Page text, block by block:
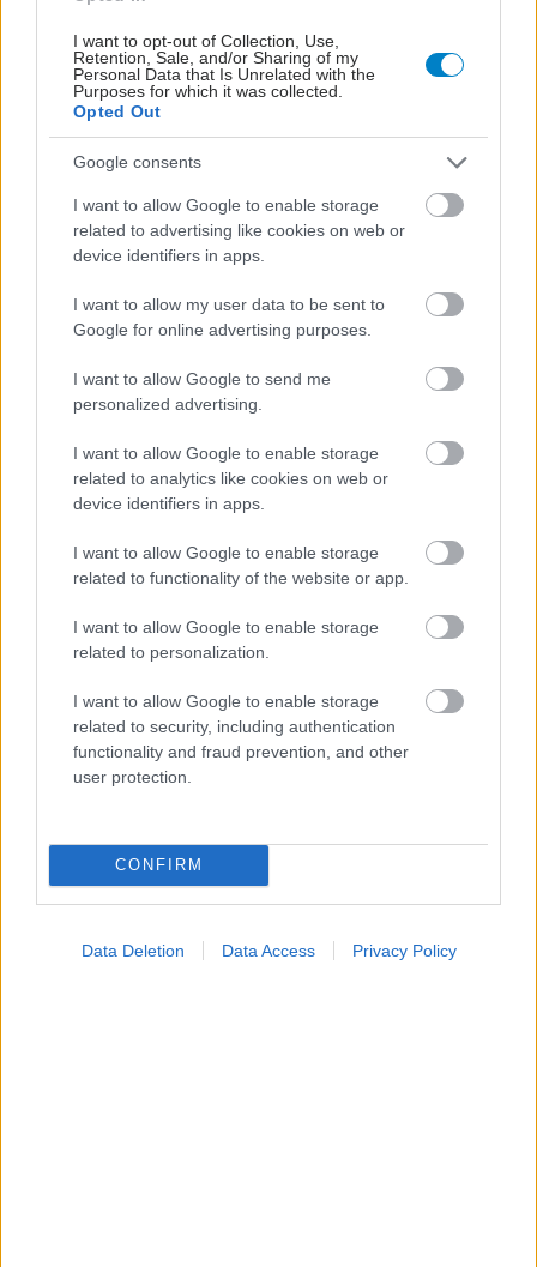
I want to opt-out of Collection, Use,
Retention, Sale, and/or Sharing of my
Personal Data that Is Unrelated with the
Purposes for which it was collected.
Opted Out
Google consents
I want to allow Google to enable storage
related to advertising like cookies on web or
device identifiers in apps.
I want to allow my user data to be sent to
Google for online advertising purposes.
I want to allow Google to send me
personalized advertising.
I want to allow Google to enable storage
related to analytics like cookies on web or
device identifiers in apps.
I want to allow Google to enable storage
related to functionality of the website or app.
I want to allow Google to enable storage
related to personalization.
I want to allow Google to enable storage
related to security, including authentication
functionality and fraud prevention, and other
user protection.
CONFIRM
Data Deletion Data Access Privacy Policy
Τετάρτη, 02 Μαρτίου 2016, 20:08
Φαρμακοποιοί και πολίτες έδωσαν δυναμικό
ΣΥ.ΦΑ. Θεσσαλονίκης
Πολίτες από κάθε γωνιά της Θεσσαλονίκης βρέθηκαν στο
χώρο διεξαγωγής της ημερίδας προκειμένου να
ενημερωθούν για θέματα χρόνιων παθήσεων όπως η χρόνια
αρτηριακή υπέρταση.
Πέμπτη, 28 Μαΐου 2015, 14:15
ΕΟΠΥΥ: Εκτός “πλαφόν” τα φάρμακα για την
Εξαιρούνται από το όριο συνταγογράφησης τα φάρμακα